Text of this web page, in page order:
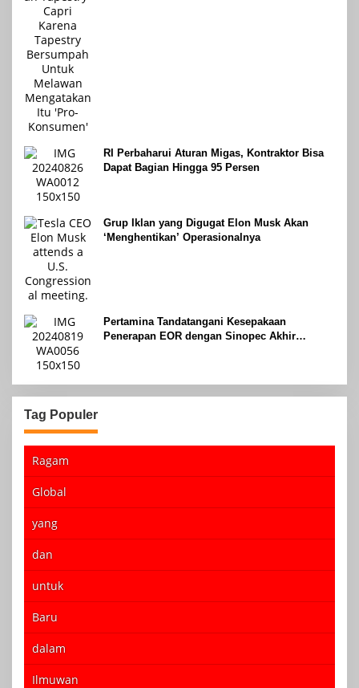
RI Perbaharui Aturan Migas, Kontraktor Bisa
Dapat Bagian Hingga 95 Persen
Grup Iklan yang Digugat Elon Musk Akan
‘Menghentikan’ Operasionalnya
Pertamina Tandatangani Kesepakaan
Penerapan EOR dengan Sinopec Akhir
Tag Populer
Ragam
Global
yang
dan
untuk
Baru
dalam
Ilmuwan